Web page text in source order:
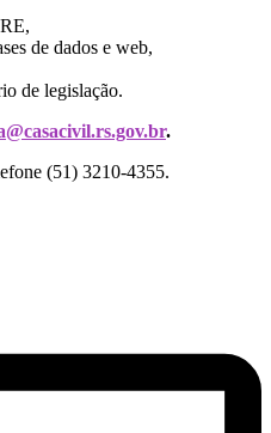
de dados e web,
de legislação.
.
(51) 3210-4355.